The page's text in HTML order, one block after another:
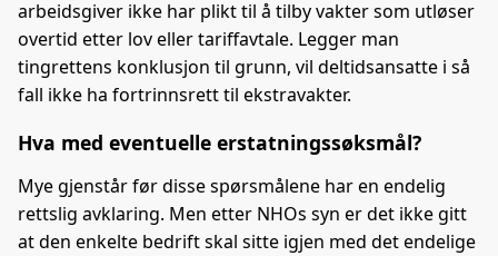
arbeidsgiver ikke har plikt til å tilby vakter som utløser
overtid etter lov eller tariffavtale. Legger man
tingrettens konklusjon til grunn, vil deltidsansatte i så
fall ikke ha fortrinnsrett til ekstravakter.
Hva med eventuelle erstatningssøksmål?
Mye gjenstår før disse spørsmålene har en endelig
rettslig avklaring. Men etter NHOs syn er det ikke gitt
at den enkelte bedrift skal sitte igjen med det endelige